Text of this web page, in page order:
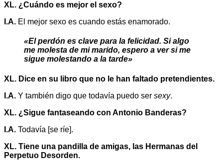
XL. ¿Cuándo es mejor el sexo?
I.A. El mejor sexo es cuando estás enamorado.
«El perdón es clave para la felicidad. Si algo
me molesta de mi marido, espero a ver si me
sigue molestando a la tarde»
XL. Dice en su libro que no le han faltado pretendientes.
I.A. Y también digo que todavía puedo ser sexy.
XL. ¿Sigue fantaseando con Antonio Banderas?
I.A. Todavía [se ríe].
XL. Tiene una pandilla de amigas, las Hermanas del
Perpetuo Desorden.